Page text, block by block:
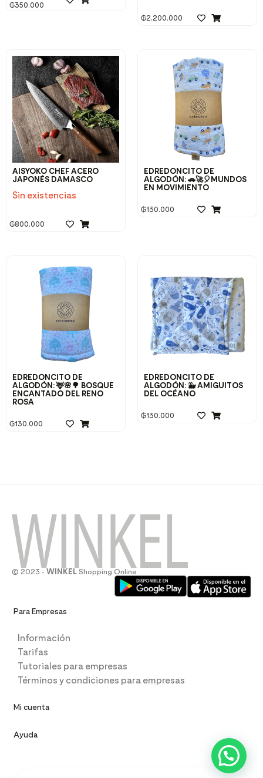
₲350.000
₲2.200.000
AISYOKO CHEF ACERO
JAPONÉS DAMASCO
Sin existencias
₲800.000
EDREDONCITO DE
ALGODÓN: 🚗🚀🎈MUNDOS
EN MOVIMIENTO
₲130.000
EDREDONCITO DE
ALGODÓN: 🦌🌸🌳 BOSQUE
ENCANTADO DEL RENO
ROSA
₲130.000
EDREDONCITO DE
ALGODÓN: 🐳 AMIGUITOS
DEL OCÉANO
₲130.000
© 2023 - WINKEL Shopping Online
Para Empresas
Información
Tarifas
Tutoriales para empresas
Términos y condiciones para empresas
Mi cuenta
Ayuda